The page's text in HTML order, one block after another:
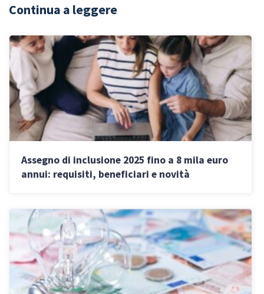
Continua a leggere
Assegno di inclusione 2025 fino a 8 mila euro
annui: requisiti, beneficiari e novità